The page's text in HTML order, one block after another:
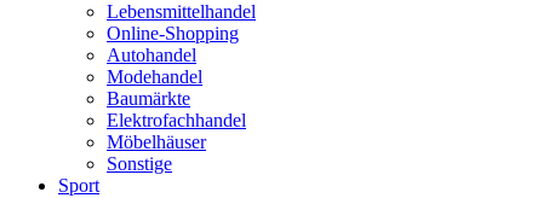
Lebensmittelhandel
Online-Shopping
Autohandel
Modehandel
Baumärkte
Elektrofachhandel
Möbelhäuser
Sonstige
Sport